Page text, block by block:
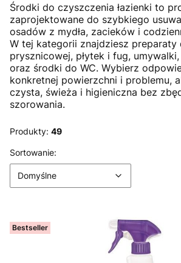
Środki do czyszczenia łazienki to
zaprojektowane do szybkiego
osadów z mydła, zacieków i
W tej kategorii znajdziesz preparaty
prysznicowej, płytek i fug,
oraz środki do WC. Wybierz
konkretnej powierzchni i problemu,
czysta, świeża i higieniczna bez
szorowania.
Produkty: 49
Lista produktów
Sortowanie:
Domyślne
Bestseller